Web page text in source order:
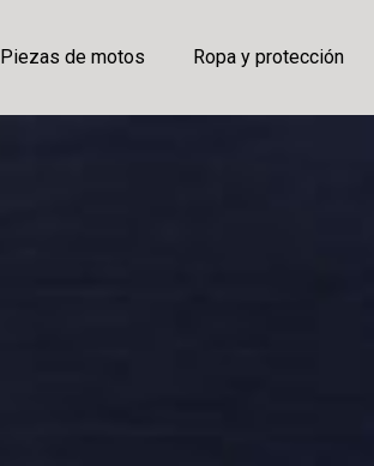
Piezas de motos Ropa y protección